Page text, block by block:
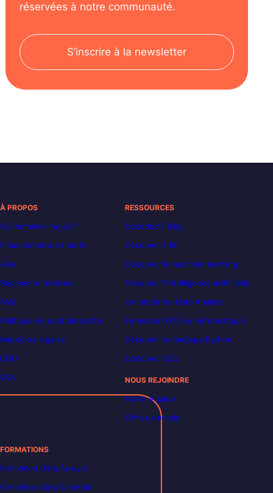
réservées à notre communauté.
S’inscrire à la newsletter
À PROPOS
Qui sommes-nous ?
Financements et tarifs
Avis
Règlement intérieur
FAQ
Politique de confidentialité
Mentions légales
CGU
CGV
RESSOURCES
Decoded | Blog
Découvrir n8n
Découvrir le machine learning
Découvrir l’intelligence artificielle
Le métier de Data Analyst
Formation POEI en informatique
Découvrir le langage Python
Découvrir SQL
NOUS REJOINDRE
Notre équipe
Offres d’emploi
FORMATIONS
Formation Data Analyst
Formation Data Scientist